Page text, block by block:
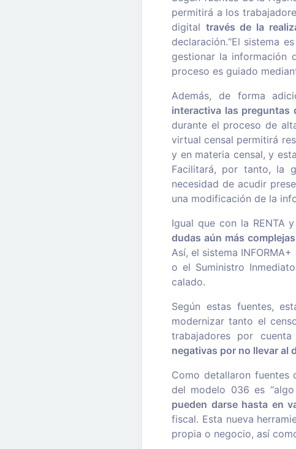
permitirá a los
digital través de la
declaración.“El sistema
gestionar la información
proceso es guiado
Además, de forma
interactiva las preguntas
durante el proceso de
virtual censal permitirá
y en materia censal, y
Facilitará, por tanto, la
necesidad de acudir
una modificación de la
Igual que con la RENTA
dudas aún más
Así, el sistema
o el Suministro
calado.
Según estas fuentes,
modernizar tanto el
trabajadores por
negativas por no llevar al
Como detallaron fuentes
del modelo 036 es
pueden darse hasta en
fiscal. Esta nueva
propia o negocio, así